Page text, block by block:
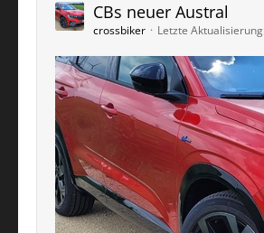
CBs neuer Austral
crossbiker Letzte Aktualisierung: